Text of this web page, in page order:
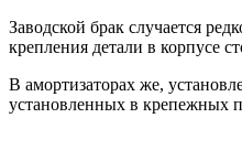
Заводской брак случается
крепления детали в корпусе
В амортизаторах же,
установленных в крепежных